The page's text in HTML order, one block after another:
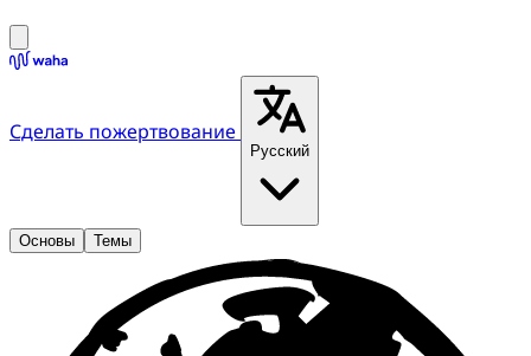
Сделать пожертвование
Русский
Основы Темы